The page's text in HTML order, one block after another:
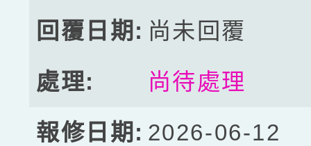
尚未回覆
尚待處理
2026-06-12